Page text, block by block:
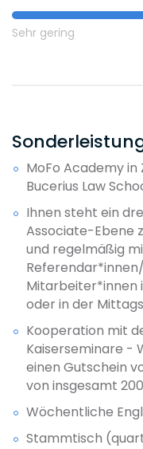
Sehr gering
MoFo Academy
Bucerius Law
Ihnen steht ein
Associate-Ebene
und regelmäßig
Mitarbeiter*innen
oder in der
Kooperation mit
Kaiserseminare -
einen Gutschein
von insgesamt
Wöchentliche
Stammtisch